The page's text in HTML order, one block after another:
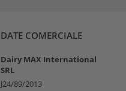
DATE COMERCIALE
Dairy MAX International
SRL
J24/89/2013